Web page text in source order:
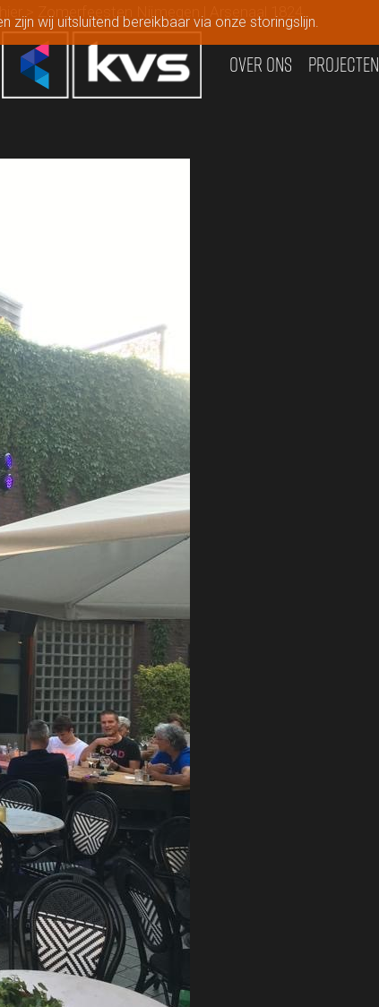
OVER ONS Projecten
> Zomerfeesten Nijmegen | Arsenaal 1824
wij uitsluitend bereikbaar via onze storingslijn.